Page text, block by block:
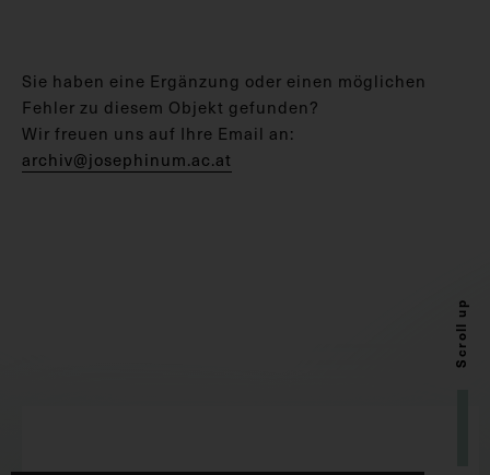
Sie haben eine Ergänzung oder einen möglichen
Fehler zu diesem Objekt gefunden?
Wir freuen uns auf Ihre Email an:
archiv@josephinum.ac.at
Scroll up